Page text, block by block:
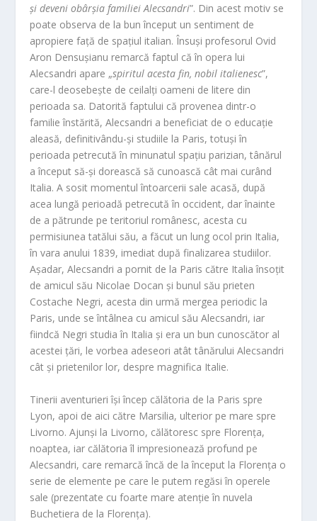
și deveni obârșia familiei Alecsandri”. Din acest motiv se
poate observa de la bun început un sentiment de
apropiere față de spațiul italian. Însuși profesorul Ovid
Aron Densușianu remarcă faptul că în opera lui
Alecsandri apare „spiritul acesta fin, nobil italienesc”,
care-l deosebește de ceilalți oameni de litere din
perioada sa. Datorită faptului că provenea dintr-o
familie înstărită, Alecsandri a beneficiat de o educație
aleasă, definitivându-și studiile la Paris, totuși în
perioada petrecută în minunatul spațiu parizian, tânărul
a început să-și dorească să cunoască cât mai curând
Italia. A sosit momentul întoarcerii sale acasă, după
acea lungă perioadă petrecută în occident, dar înainte
de a pătrunde pe teritoriul românesc, acesta cu
permisiunea tatălui său, a făcut un lung ocol prin Italia,
în vara anului 1839, imediat după finalizarea studiilor.
Așadar, Alecsandri a pornit de la Paris către Italia însoțit
de amicul său Nicolae Docan și bunul său prieten
Costache Negri, acesta din urmă mergea periodic la
Paris, unde se întâlnea cu amicul său Alecsandri, iar
fiindcă Negri studia în Italia și era un bun cunoscător al
acestei țări, le vorbea adeseori atât tânărului Alecsandri
cât și prietenilor lor, despre magnifica Italie.
Tinerii aventurieri își încep călătoria de la Paris spre
Lyon, apoi de aici către Marsilia, ulterior pe mare spre
Livorno. Ajunși la Livorno, călătoresc spre Florența,
noaptea, iar călătoria îl impresionează profund pe
Alecsandri, care remarcă încă de la început la Florența o
serie de elemente pe care le putem regăsi în operele
sale (prezentate cu foarte mare atenție în nuvela
Buchetiera de la Florența).